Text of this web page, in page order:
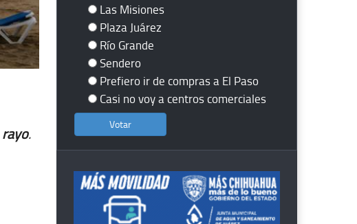
rayo.
Las Misiones
Plaza Juárez
Río Grande
Sendero
Prefiero ir de compras a El Paso
Casi no voy a centros comerciales